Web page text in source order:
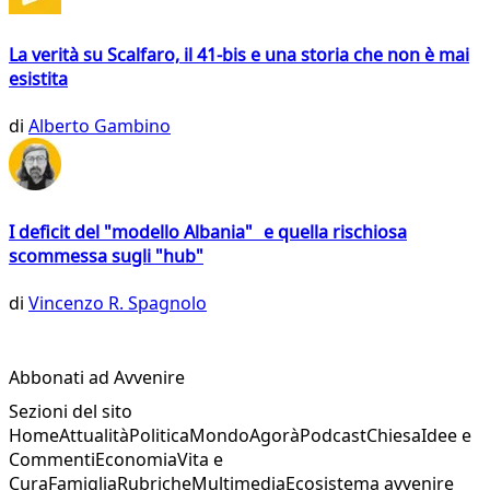
La verità su Scalfaro, il 41-bis e una storia che non è mai
esistita
di Alberto Gambino
I deficit del "modello Albania" e quella rischiosa
scommessa sugli "hub"
di Vincenzo R. Spagnolo
Abbonati ad Avvenire
Sezioni del sito
HomeAttualitàPoliticaMondoAgoràPodcastChiesaIdee e
CommentiEconomiaVita e
CuraFamigliaRubricheMultimediaEcosistema avvenire